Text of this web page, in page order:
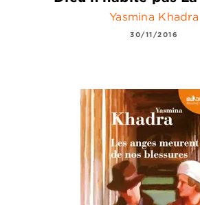
Yasmina Khadra
30/11/2016